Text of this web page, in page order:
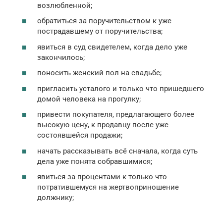
возлюбленной;
обратиться за поручительством к уже
пострадавшему от поручительства;
явиться в суд свидетелем, когда дело уже
закончилось;
поносить женский пол на свадьбе;
пригласить усталого и только что пришедшего
домой человека на прогулку;
привести покупателя, предлагающего более
высокую цену, к продавцу после уже
состоявшейся продажи;
начать рассказывать всё сначала, когда суть
дела уже понята собравшимися;
явиться за процентами к только что
потратившемуся на жертвоприношение
должнику;